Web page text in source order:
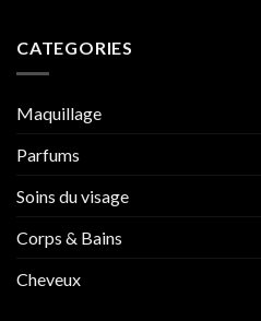
CATEGORIES
Maquillage
Parfums
Soins du visage
Corps & Bains
Cheveux